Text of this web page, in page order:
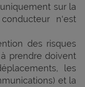
sur la
n'est
des risques
prendre doivent
les
et la